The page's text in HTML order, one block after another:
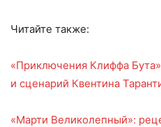
Читайте также:
«Приключения Клиффа
и сценарий Квентина
«Марти Великолепный»: